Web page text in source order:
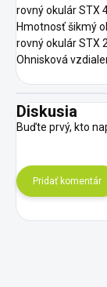
rovný okulár STX
Hmotnosť šikmý
rovný okulár STX
Ohnisková
Diskusia
Buďte prvý, kto
Pridať komentár